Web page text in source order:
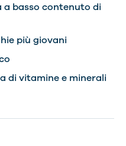
a basso contenuto di
più giovani
di vitamine e minerali